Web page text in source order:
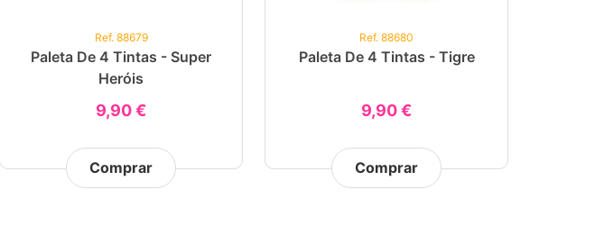
Ref. 88679
Paleta De 4 Tintas - Super
Heróis
9,90 €
Comprar
Ref. 88680
Paleta De 4 Tintas - Tigre
9,90 €
Comprar